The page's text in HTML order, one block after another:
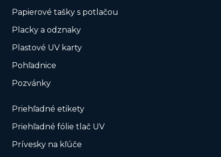
Papierové tašky s potlačou
Placky a odznaky
Plastové UV karty
Pohľadnice
Pozvánky
Priehľadné etikety
Priehľadné fólie tlač UV
Prívesky na kľúče